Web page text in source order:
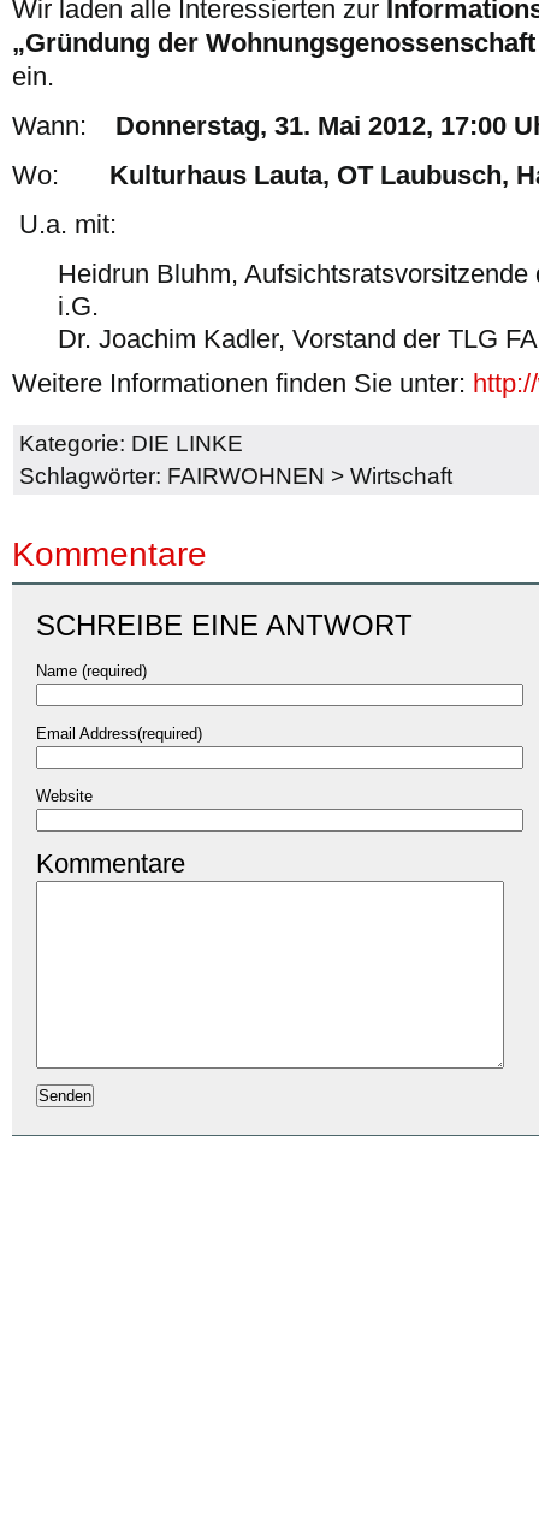
Wir laden alle Interessierten zur
„Gründung der Wohnungsgenossenschaft
ein.
Wann: Donnerstag, 31. Mai 2012, 17:00
Wo: Kulturhaus Lauta, OT Laubusch,
U.a. mit:
Heidrun Bluhm,
i.G.
Dr. Joachim Kadler, Vorstand der TLG
Weitere Informationen finden Sie unter:
Kategorie: DIE LINKE
Schlagwörter: FAIRWOHNEN > Wirtschaft
Kommentare
SCHREIBE EINE ANTWORT
Name (required)
Email Address(required)
Website
Kommentare